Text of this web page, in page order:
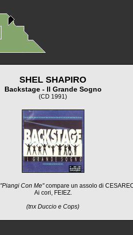
SHEL SHAPIRO
Backstage - Il Grande Sogno
(CD 1991)
"Piangi Con Me"compare un assolo di
Ai cori, FEIEZ.
(tnx Duccio e Cops)